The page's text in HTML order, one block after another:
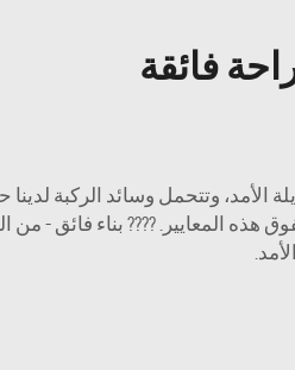
فائقة
الأمد، وتتحمل وسائد الركبة لدينا
هذه المعايير. ???? بناء فائق - من